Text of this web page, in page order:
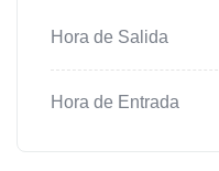
Hora de Salida
Hora de Entrada